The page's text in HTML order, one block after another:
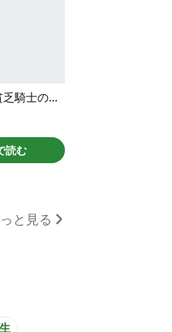
没落令嬢、貧乏騎士のメイドになります コミック版（分冊版）
読む
と見る